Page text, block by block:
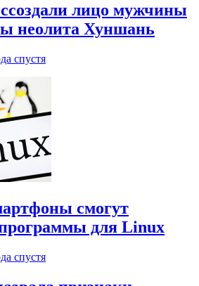
лицо мужчины
неолита Хуншань
спустя
смогут
программы для Linux
спустя